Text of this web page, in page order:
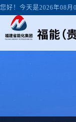
您好！今天是2026年08月